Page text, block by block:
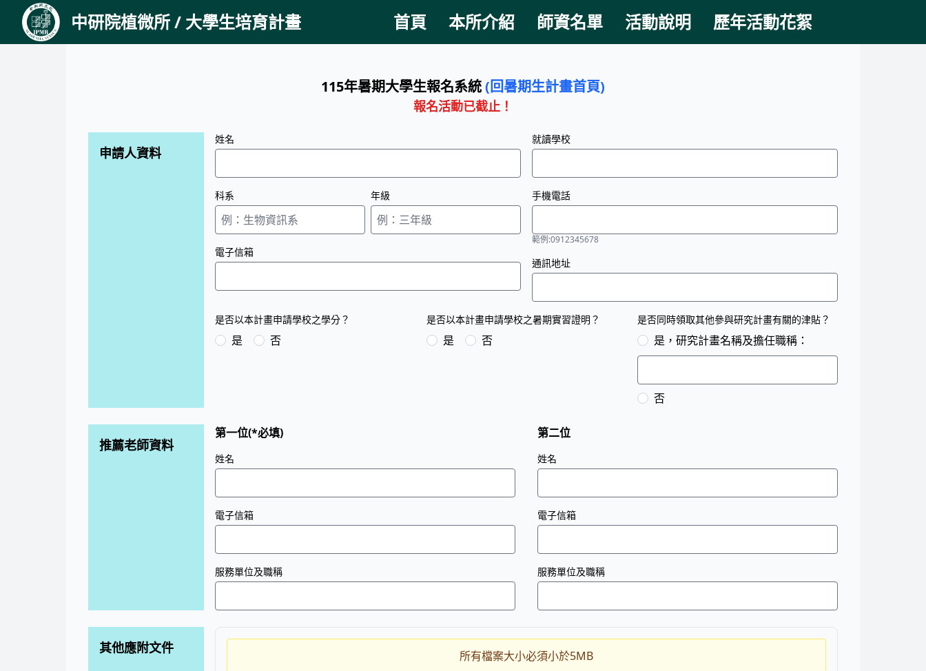
中研院植微所 / 大學生培育計畫 首頁 本所介紹 師資名單 活動說明 歷年活動花絮
115年暑期大學生報名系統(回暑期生計畫首頁)
報名活動已截止！
申請人資料
姓名
科系 年級
電子信箱
就讀學校
手機電話
範例:0912345678
通訊地址
是否以本計畫申請學校之學分？
是 否
是否以本計畫申請學校之暑期實習證明？
是 否
是否同時領取其他參與研究計畫有關的津貼？
是，研究計畫名稱及擔任職稱：
否
推薦老師資料
第一位(*必填)
姓名
電子信箱
服務單位及職稱
第二位
姓名
電子信箱
服務單位及職稱
其他應附文件 所有檔案大小必須小於5MB